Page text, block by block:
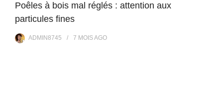
Poêles à bois mal réglés : attention aux
particules fines
ADMIN8745 7 MOISAGO